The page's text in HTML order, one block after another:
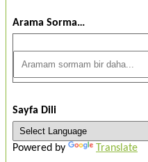
Arama Sorma…
Sayfa Dili
Powered by Translate